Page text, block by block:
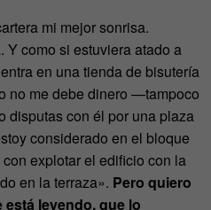
mi mejor sonrisa.
como si estuviera atado a
en una tienda de bisutería
no me debe dinero —tampoco
con él por una plaza
considerado en el bloque
explotar el edificio con la
en la terraza». Pero quiero
está leyendo, que lo